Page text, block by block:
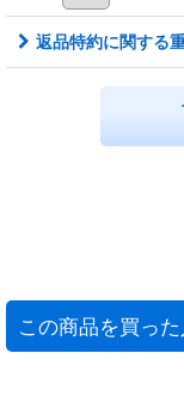
返品特約に関する
この商品を買っ